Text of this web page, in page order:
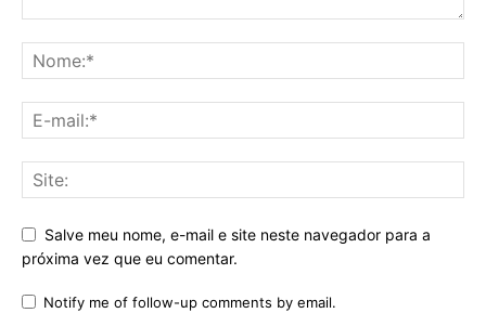
Salve meu nome, e-mail e site neste navegador para a
próxima vez que eu comentar.
Notify me of follow-up comments by email.